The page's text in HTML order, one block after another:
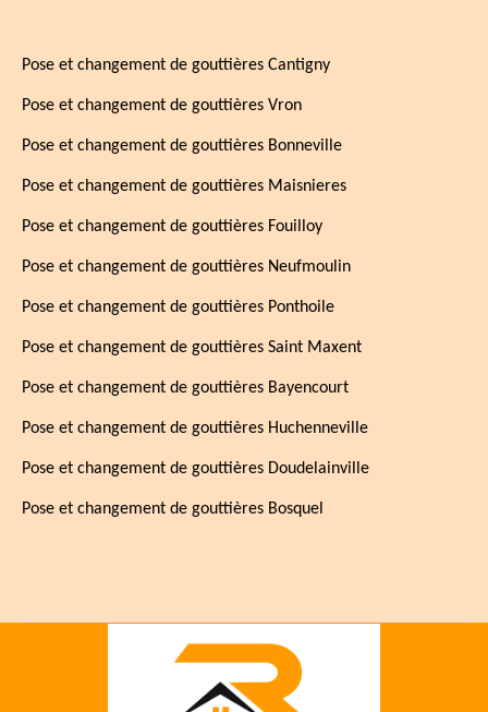
Pose et changement de gouttières Cantigny
Pose et changement de gouttières Vron
Pose et changement de gouttières Bonneville
Pose et changement de gouttières Maisnieres
Pose et changement de gouttières Fouilloy
Pose et changement de gouttières Neufmoulin
Pose et changement de gouttières Ponthoile
Pose et changement de gouttières Saint Maxent
Pose et changement de gouttières Bayencourt
Pose et changement de gouttières Huchenneville
Pose et changement de gouttières Doudelainville
Pose et changement de gouttières Bosquel